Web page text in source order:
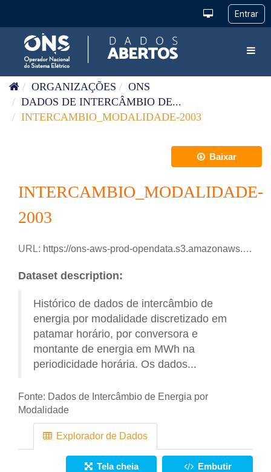
ORGANIZAÇÕES
ONS
DADOS DE INTERCÂMBIO DE...
INTERCAMBIO_MODALIDADE-2003
Baixar
INTERCAMBIO_MODALIDADE-
2003
URL: https://ons-aws-prod-opendata.s3.amazonaws.com/dataset/intercambio_modalidade_ho/INTERCAMBIO_ENERGIA_MODALIDADE_2003.xlsx
Dataset description:
Histórico de dados de intercâmbio de
energia por modalidade discretizado em
patamar horário, por conversora e
montante de energia em MWh na
periodicidade horária. Os dados...
Fonte: Dados de Intercâmbio de Energia por
Modalidade
Explorador de Dados
Tela cheia Embutir